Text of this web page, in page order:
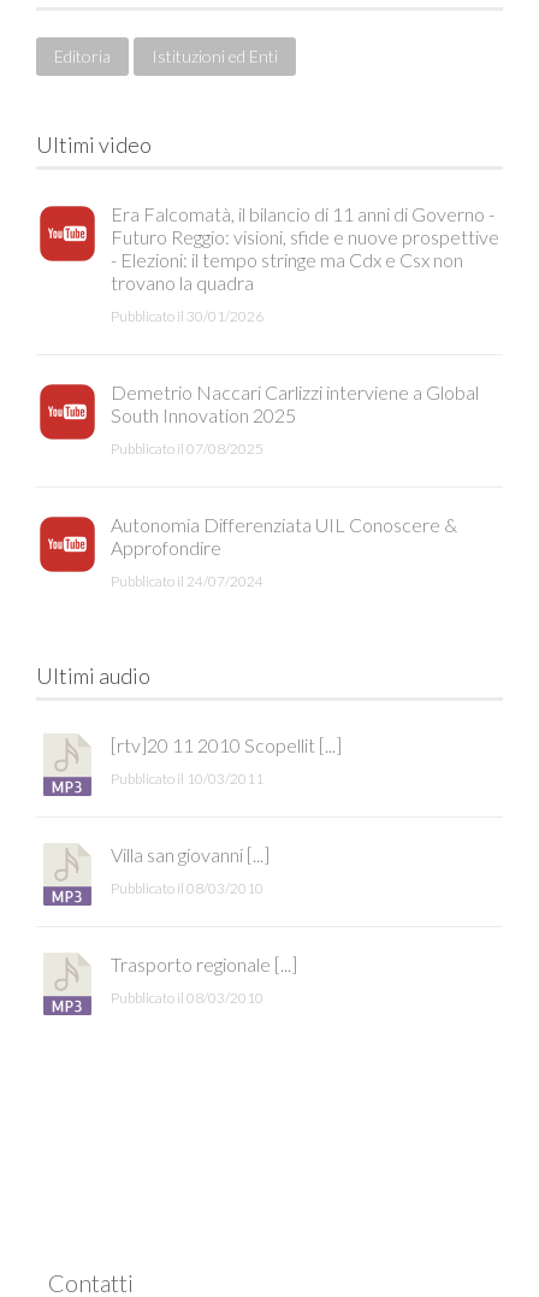
Editoria Istituzioni ed Enti
Ultimi video
Era Falcomatà, il bilancio di 11 anni di Governo -
Futuro Reggio: visioni, sfide e nuove prospettive
- Elezioni: il tempo stringe ma Cdx e Csx non
trovano la quadra
Pubblicato il 30/01/2026
Demetrio Naccari Carlizzi interviene a Global
South Innovation 2025
Pubblicato il 07/08/2025
Autonomia Differenziata UIL Conoscere &
Approfondire
Pubblicato il 24/07/2024
Ultimi audio
[rtv]20 11 2010 Scopellit [...]
Pubblicato il 10/03/2011
Villa san giovanni [...]
Pubblicato il 08/03/2010
Trasporto regionale [...]
Pubblicato il 08/03/2010
Contatti